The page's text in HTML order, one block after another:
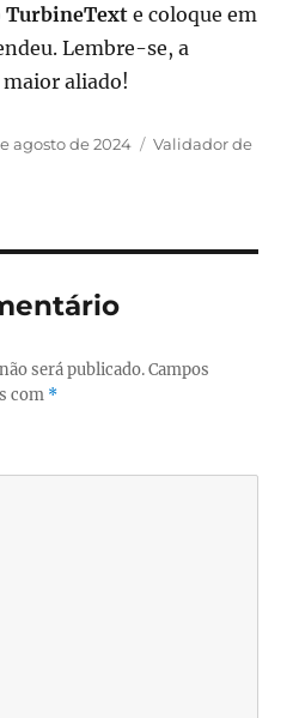
TurbineText e coloque em
Lembre-se, a
aliado!
agosto de 2024 Categorias
Validador de
será publicado. Campos
com *